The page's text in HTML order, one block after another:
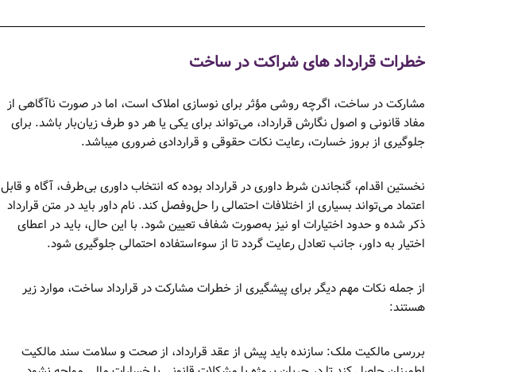
خطرات قرارداد های شراکت در ساخت
مشارکت در ساخت، اگرچه روشی مؤثر برای نوسازی املاک است، اما در صورت ناآگاهی از
مفاد قانونی و اصول نگارش قرارداد، می‌تواند برای یکی یا هر دو طرف زیان‌بار باشد. برای
جلوگیری از بروز خسارت، رعایت نکات حقوقی و قراردادی ضروری میباشد.
نخستین اقدام، گنجاندن شرط داوری در قرارداد بوده که انتخاب داوری بی‌طرف، آگاه و قابل
اعتماد می‌تواند بسیاری از اختلافات احتمالی را حل‌وفصل کند. نام داور باید در متن قرارداد
ذکر شده و حدود اختیارات او نیز به‌صورت شفاف تعیین شود. با این حال، باید در اعطای
اختیار به داور، جانب تعادل رعایت گردد تا از سوءاستفاده احتمالی جلوگیری شود.
از جمله نکات مهم دیگر برای پیشگیری از خطرات مشارکت در قرارداد ساخت، موارد زیر
هستند:
بررسی مالکیت ملک: سازنده باید پیش از عقد قرارداد، از صحت و سلامت سند مالکیت